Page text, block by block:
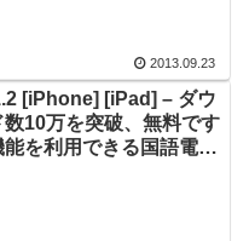
2013.09.23
[iPhone] [iPad] – ダウ
数10万を突破、無料です
を利用できる国語電子